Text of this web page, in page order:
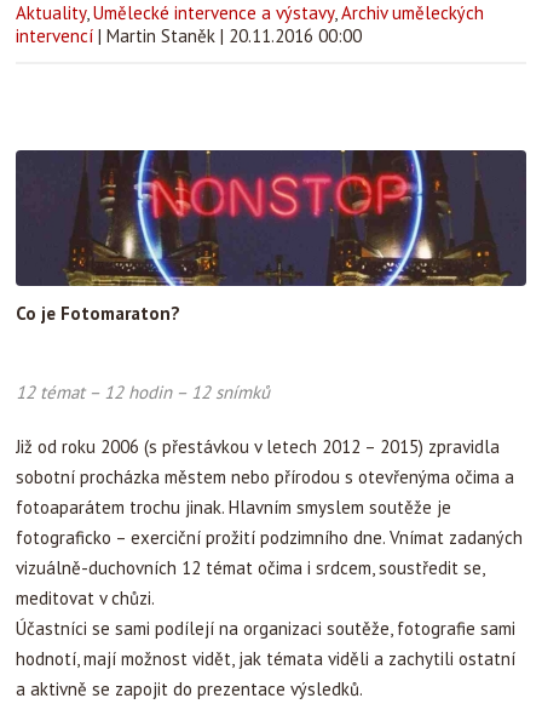
Aktuality,Umělecké intervence a výstavy,Archiv uměleckých
intervencí | Martin Staněk | 20.11.2016 00:00
Co je Fotomaraton?
12 témat – 12 hodin – 12 snímků
Již od roku 2006 (s přestávkou v letech 2012 – 2015) zpravidla
sobotní procházka městem nebo přírodou s otevřenýma očima a
fotoaparátem trochu jinak. Hlavním smyslem soutěže je
fotograficko – exerciční prožití podzimního dne. Vnímat zadaných
vizuálně-duchovních 12 témat očima i srdcem, soustředit se,
meditovat v chůzi.
Účastníci se sami podílejí na organizaci soutěže, fotografie sami
hodnotí, mají možnost vidět, jak témata viděli a zachytili ostatní
a aktivně se zapojit do prezentace výsledků.